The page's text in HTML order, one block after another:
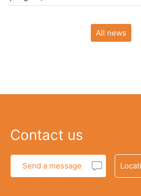
All news
Contact us
Send a message